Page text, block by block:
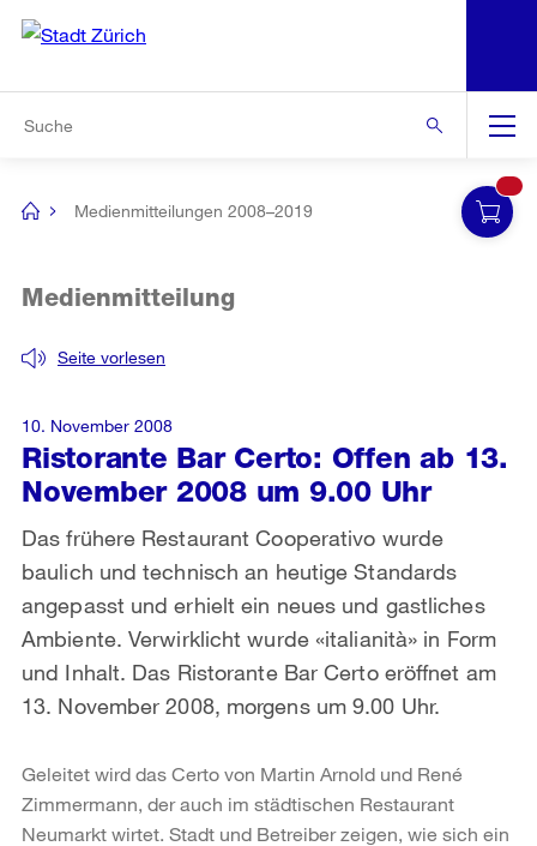
Navigation
[no
Medienmitteilungen 2008–2019
Ristorante Bar Certo: Offen ab 13.
November 2008 um 9.00 Uhr
Seite vorlesen
Medienmitteilung
Das frühere Restaurant Cooperativo wurde
baulich und technisch an heutige Standards
angepasst und erhielt ein neues und gastliches
Ambiente. Verwirklicht wurde «italianità» in Form
und Inhalt. Das Ristorante Bar Certo eröffnet am
13. November 2008, morgens um 9.00 Uhr.
10. November 2008
Geleitet wird das Certo von Martin Arnold und René
Zimmermann, der auch im städtischen Restaurant
Neumarkt wirtet. Stadt und Betreiber zeigen, wie sich ein